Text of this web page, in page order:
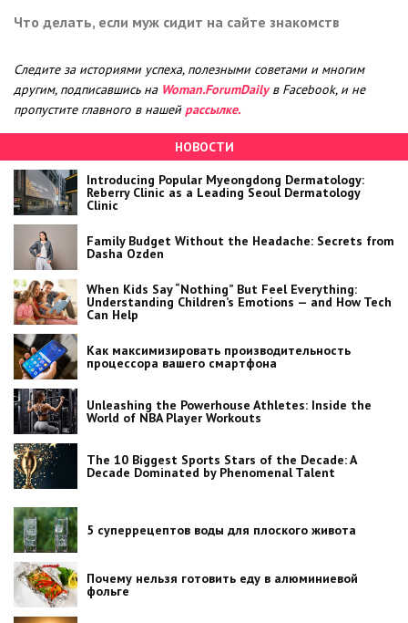
Что делать, если муж сидит на сайте знакомств
Следите за историями успеха, полезными советами и многим
другим, подписавшись на Woman.ForumDailyв Facebook, и не
пропустите главного в нашей рассылке.
НОВОСТИ
Introducing Popular Myeongdong Dermatology:
Reberry Clinic as a Leading Seoul Dermatology
Clinic
Family Budget Without the Headache: Secrets from
Dasha Ozden
When Kids Say “Nothing” But Feel Everything:
Understanding Children’s Emotions — and How Tech
Can Help
Как максимизировать производительность
процессора вашего смартфона
Unleashing the Powerhouse Athletes: Inside the
World of NBA Player Workouts
The 10 Biggest Sports Stars of the Decade: A
Decade Dominated by Phenomenal Talent
5 суперрецептов воды для плоского живота
Почему нельзя готовить еду в алюминиевой
фольге